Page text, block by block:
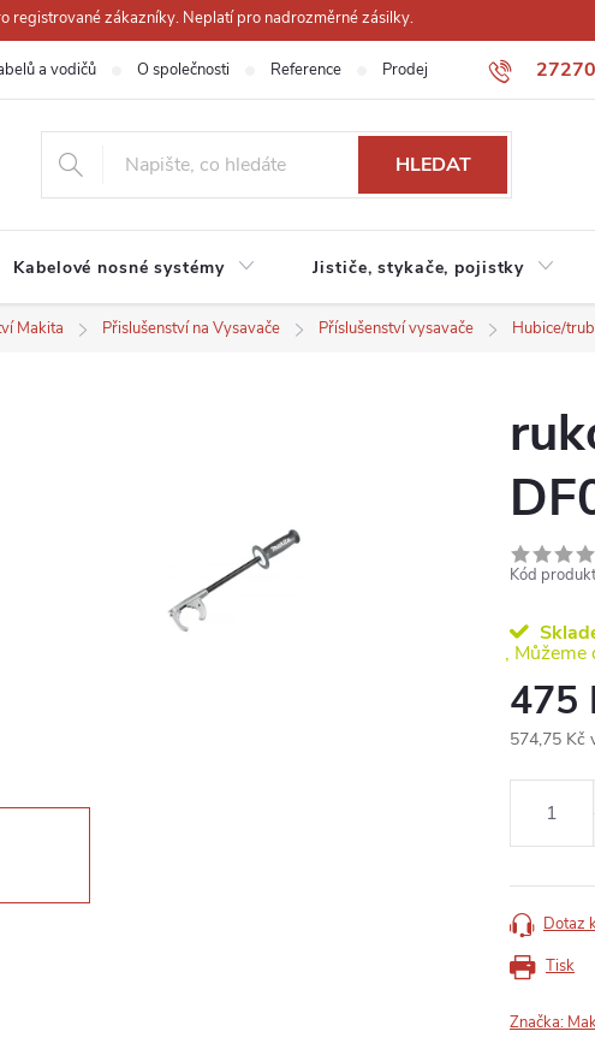
registrované zákazníky. Neplatí pro nadrozměrné zásilky.
a vodičů O společnosti Reference Prodejna Obchodní
HLEDAT
Kabelové nosné systémy Jističe, stykače, pojistky
Makita Přislušenství na Vysavače Příslušenství vysavače Hubice/
Kód
475
574,75 Kč
Tisk
Dotaz
Značka: